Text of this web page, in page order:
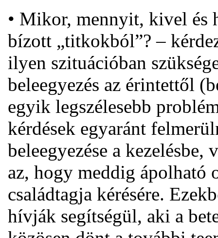
• Mikor, mennyit, kivel és
bízott „titkokból”? –
ilyen szituációban
beleegyezés az érintettől
egyik legszélesebb
kérdések egyaránt
beleegyezése a
az, hogy meddig ápolható
családtagja kérésére.
hívják segítségül, aki a